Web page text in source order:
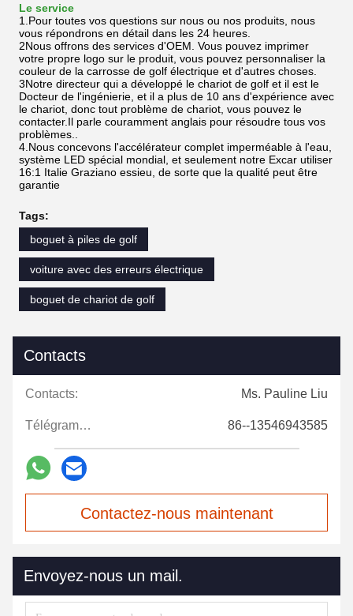
Le service
1.Pour toutes vos questions sur nous ou nos produits, nous
vous répondrons en détail dans les 24 heures.
2Nous offrons des services d'OEM. Vous pouvez imprimer
votre propre logo sur le produit, vous pouvez personnaliser la
couleur de la carrosse de golf électrique et d'autres choses.
3Notre directeur qui a développé le chariot de golf et il est le
Docteur de l'ingénierie, et il a plus de 10 ans d'expérience avec
le chariot, donc tout problème de chariot, vous pouvez le
contacter.Il parle couramment anglais pour résoudre tous vos
problèmes..
4.Nous concevons l'accélérateur complet imperméable à l'eau,
système LED spécial mondial, et seulement notre Excar utiliser
16:1 Italie Graziano essieu, de sorte que la qualité peut être
garantie
Tags:
boguet à piles de golf
voiture avec des erreurs électrique
boguet de chariot de golf
Contacts
Contacts: Ms. Pauline Liu
Télégramme: 86--13546943585
Contactez-nous maintenant
Envoyez-nous un mail.